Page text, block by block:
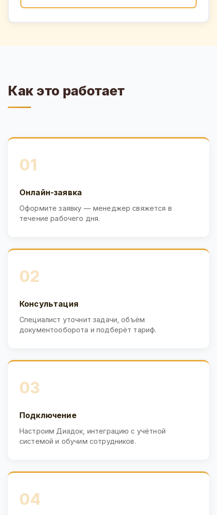
Как это работает
01
Онлайн-заявка
Оформите заявку — менеджер свяжется в
течение рабочего дня.
02
Консультация
Специалист уточнит задачи, объём
документооборота и подберёт тариф.
03
Подключение
Настроим Диадок, интеграцию с учётной
системой и обучим сотрудников.
04